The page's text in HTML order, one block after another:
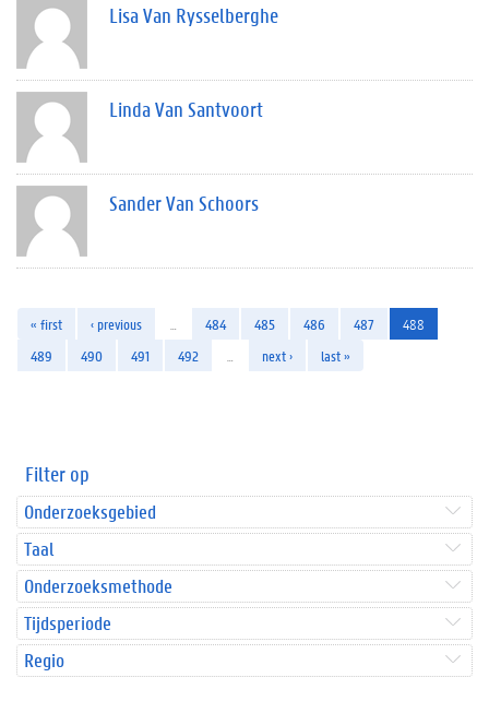
Lisa Van Rysselberghe
Linda Van Santvoort
Sander Van Schoors
« first ‹ previous 484 485 486 487
488
489
490 491 492 next › last »
Filter op
Onderzoeksgebied
Taal
Onderzoeksmethode
Tijdsperiode
Regio